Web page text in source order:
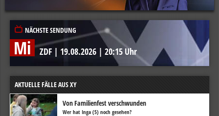
NÄCHSTE SENDUNG
Mi ZDF | 19.08.2026 | 20:15 Uhr
AKTUELLE FÄLLE AUS XY
Von Familienfest verschwunden
Wer hat Inga (5) noch gesehen?